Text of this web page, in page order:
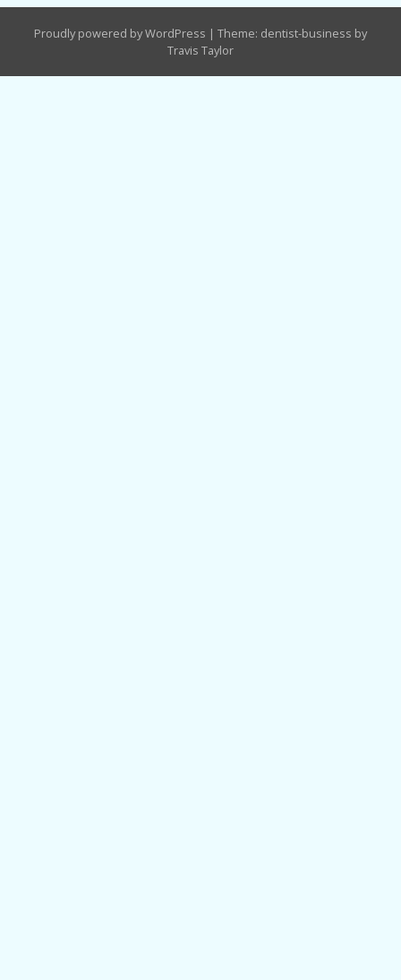
Proudly powered by WordPress | Theme: dentist-business by
Travis Taylor